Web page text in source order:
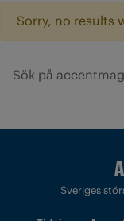
Sorry, no results
Sveriges